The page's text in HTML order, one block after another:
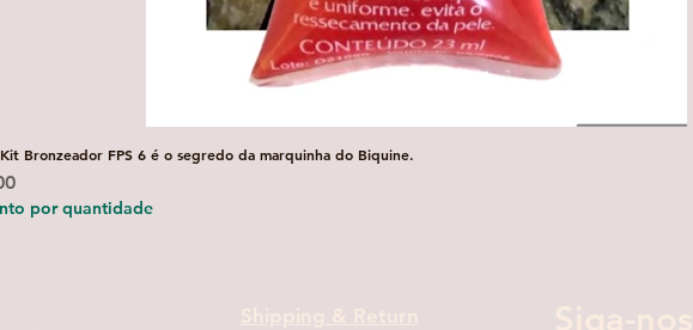
Visualização rápida
Bronzeador FPS 6 é o segredo da marquinha do Biquine.
por quantidade